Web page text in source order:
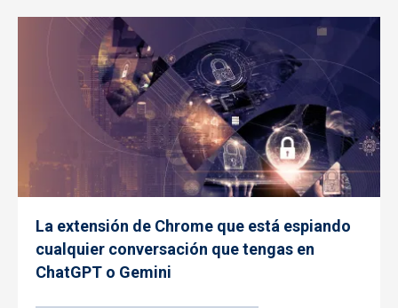
La extensión de Chrome que está espiando
cualquier conversación que tengas en
ChatGPT o Gemini